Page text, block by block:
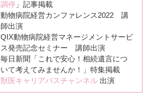
調停 」記事掲載
動物病院経営カンファレンス2022 講
師出演
QIX動物病院経営マネージメントサービ
ス発売記念セミナー 講師出演
毎日新聞「これで安心！相続遺言につ
いて考えてみませんか！」特集掲載
獣医キャリアパスチャンネル出演